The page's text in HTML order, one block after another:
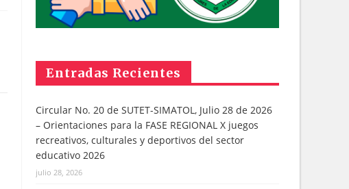
Entradas Recientes
Circular No. 20 de SUTET-SIMATOL, Julio 28 de 2026
– Orientaciones para la FASE REGIONAL X juegos
recreativos, culturales y deportivos del sector
educativo 2026
julio 28, 2026